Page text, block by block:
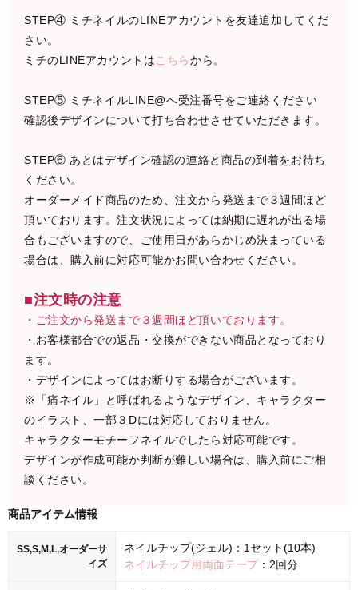
STEP④ ミチネイルのLINEアカウントを友達追加してくだ
さい。
ミチのLINEアカウントは こちらから。
STEP⑤ ミチネイルLINE@へ受注番号をご連絡ください
確認後デザインについて打ち合わせさせていただきます。
STEP⑥ あとはデザイン確認の連絡と商品の到着をお待ち
ください。
オーダーメイド商品のため、注文から発送まで３週間ほど
頂いております。注文状況によっては納期に遅れが出る場
合もございますので、ご使用日があらかじめ決まっている
場合は、購入前に対応可能かお問い合わせください。
■注文時の注意
・ご注文から発送まで３週間ほど頂いております。
・お客様都合での返品・交換ができない商品となっており
ます。
・デザインによってはお断りする場合がございます。
※「痛ネイル」と呼ばれるようなデザイン、キャラクター
のイラスト、一部３Dには対応しておりません。
キャラクターモチーフネイルでしたら対応可能です。
デザインが作成可能か判断が難しい場合は、購入前にご相
談ください。
商品アイテム情報
SS,S,M,L,オーダーサ
イズ
ネイルチップ(ジェル)：1セット(10本)
ネイルチップ用両面テープ：2回分